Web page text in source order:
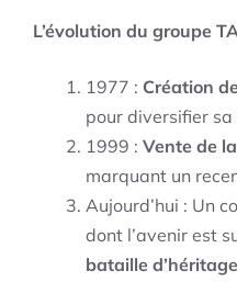
L’évolution du groupe
1977 : Création
pour diversifier sa
1999 : Vente de
marquant un
Aujourd’hui : Un
dont l’avenir est
bataille d’héritage